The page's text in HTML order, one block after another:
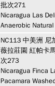
批次271
Nicaragua Las
Anaerobic
NC113 中美洲 尼
薇拉莊園 紅帕卡
次273
Nicaragua Finca
Pacamara